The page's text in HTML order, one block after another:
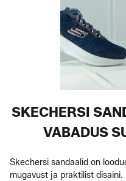
SKECHERSI
VABADUS
Skechersi sandaalid on
mugavust ja praktilist